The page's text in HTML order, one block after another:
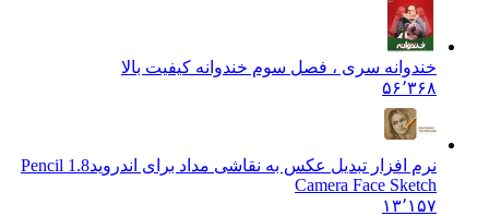
خندوانه سری ، فصل سوم خندوانه کیفیت بالا
۵۶٬۳۶۸
نرم افزار تبدیل عکس به نقاشی مداد برای اندروید
1.8 Pencil
Camera Face Sketch
۱۳٬۱۵۷